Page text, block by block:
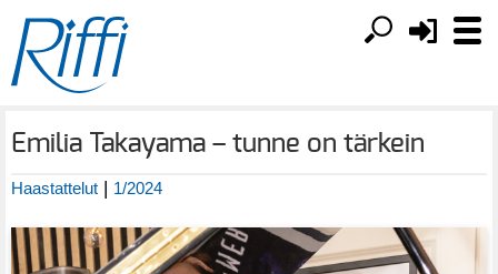
Emilia Takayama – tunne on tärkein
Haastattelut | 1/2024